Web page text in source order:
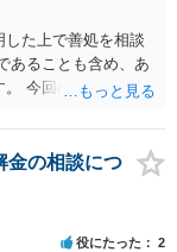
た上で善処を相談
あることも含め、あ
。 今回のできごとだ
健闘をお祈りいたし
金の相談につ
役にたった 2